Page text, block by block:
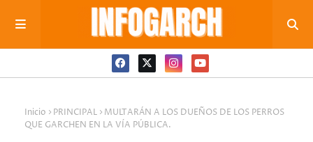
Inicio PRINCIPAL
MULTARÁN A LOS DUEÑOS DE LOS PERROS
QUE GARCHEN EN LA VÍA PÚBLICA.